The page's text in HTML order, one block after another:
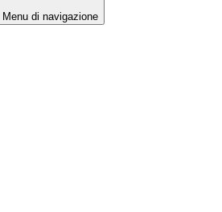
Menu di navigazione